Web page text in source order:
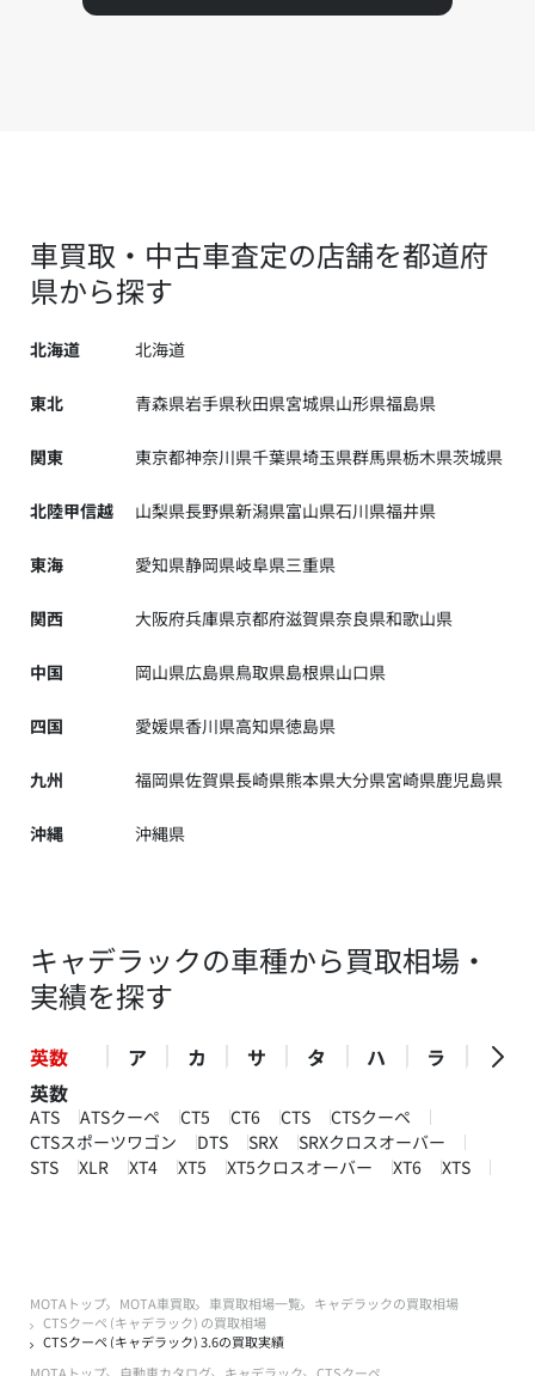
車買取・中古車査定の店舗を都道府
県から探す
北海道 北海道
東北 青森県岩手県秋田県宮城県山形県福島県
関東 東京都神奈川県千葉県埼玉県群馬県栃木県茨城県
北陸甲信越 山梨県長野県新潟県富山県石川県福井県
東海 愛知県静岡県岐阜県三重県
関西 大阪府兵庫県京都府滋賀県奈良県和歌山県
中国 岡山県広島県鳥取県島根県山口県
四国 愛媛県香川県高知県徳島県
九州 福岡県佐賀県長崎県熊本県大分県宮崎県鹿児島県
沖縄 沖縄県
キャデラックの車種から買取相場・
実績を探す
英数 ア カ サ タ ハ
ラ
英数
ATS ATSクーペ CT5 CT6 CTS
CTSクーペ
CTSスポーツワゴン
DTS SRX
SRXクロスオーバー
STS
XLR XT4 XT5 XT5クロスオーバー XT6 XTS
MOTAトップ MOTA車買取 車買取相場一覧
キャデラックの買取相場
CTSクーペ (キャデラック) の買取相場
CTSクーペ (キャデラック) 3.6の買取実績